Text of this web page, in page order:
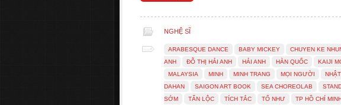
NGHỆ SĨ
ARABESQUE DANCE BABY MICKEY CHUYEN KE
ANH
ĐỖ THỊ HẢI ANH HẢI ANH HÀN QUỐC KAIJI
MALAYSIA
MINH MINH TRANG MỌI NGƯỜI
DAHAN
SAIGON ART BOOK SEA CHOREOLAB
SỚM
TẤN LỘC TÍCH TẮC TỐ NHƯ TP HỒ CHÍ